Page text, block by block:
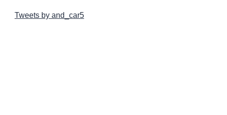
Tweets by and_car5